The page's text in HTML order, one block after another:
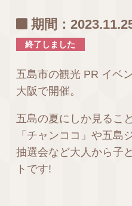
期間：
終了しました
五島市の観光 PR イベ
大阪で開催。
五島の夏にしか見るこ
「チャンココ」や五島
抽選会など大人から子
トです!